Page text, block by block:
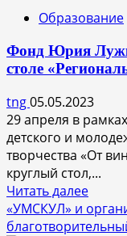
двух
вузов
Образование
Фонд Юрия
столе
tng05.05.2023
29 апреля в
детского и
творчества «От
круглый стол,...
Читать далее
о
«УМСКУЛ» и